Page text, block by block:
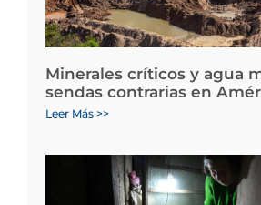
Minerales críticos y agua
sendas contrarias en
Leer Más >>